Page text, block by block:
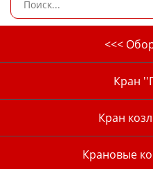
<<<
Кран
Кран
Крановые